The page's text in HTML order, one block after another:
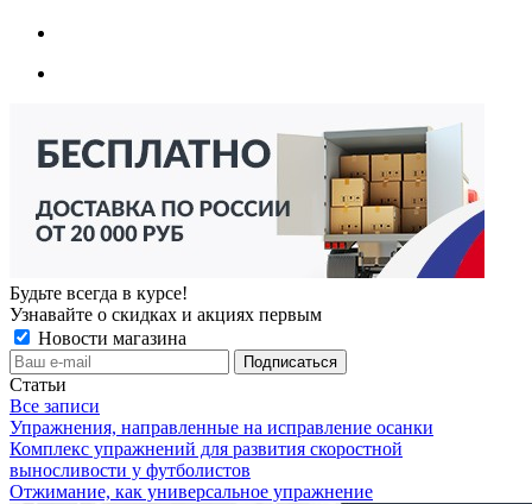
Будьте всегда в курсе!
Узнавайте о скидках и акциях первым
Новости магазина
Статьи
Все записи
Упражнения, направленные на исправление осанки
Комплекс упражнений для развития скоростной
выносливости у футболистов
Отжимание, как универсальное упражнение